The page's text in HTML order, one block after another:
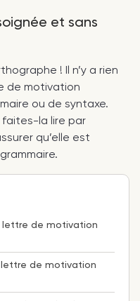
lettre de motivation
lettre de motivation
et sans
! Il n’y a rien
de motivation
ou de syntaxe.
faites-la lire par
qu’elle est